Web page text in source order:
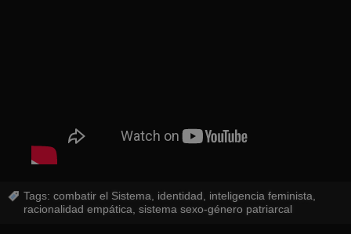
Tags: combatir el Sistema identidad inteligencia feminista
racionalidad empática sistema sexo-género patriarcal